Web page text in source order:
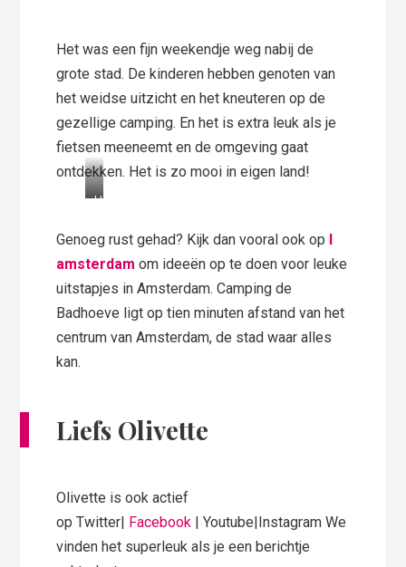
Het was een fijn weekendje weg nabij de
grote stad. De kinderen hebben genoten van
het weidse uitzicht en het kneuteren op de
gezellige camping. En het is extra leuk als je
fietsen meeneemt en de omgeving gaat
ontdekken. Het is zo mooi in eigen land!
Het
Genoeg rust gehad? Kijk dan vooral ook op I
amsterdam om ideeën op te doen voor leuke
uitstapjes in Amsterdam. Camping de
Badhoeve ligt op tien minuten afstand van het
centrum van Amsterdam, de stad waar alles
kan.
Liefs Olivette
Olivette is ook actief
op Twitter| Facebook | Youtube|Instagram We
vinden het superleuk als je een berichtje